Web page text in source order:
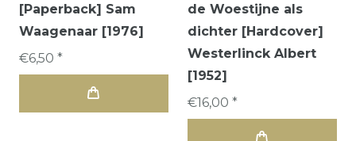
[Paperback] Sam
Waagenaar [1976]
€6,50 *
de Woestijne als
dichter [Hardcover]
Westerlinck Albert
[1952]
€16,00 *